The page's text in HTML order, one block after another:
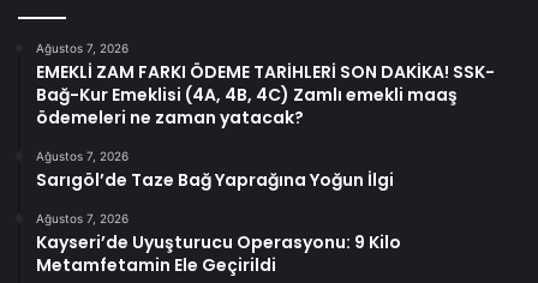
Ağustos 7, 2026
EMEKLİ ZAM FARKI ÖDEME TARİHLERİ SON DAKİKA! SSK-
Bağ-Kur Emeklisi (4A, 4B, 4C) Zamlı emekli maaş
ödemeleri ne zaman yatacak?
Ağustos 7, 2026
Sarıgöl’de Taze Bağ Yaprağına Yoğun İlgi
Ağustos 7, 2026
Kayseri’de Uyuşturucu Operasyonu: 9 Kilo
Metamfetamin Ele Geçirildi